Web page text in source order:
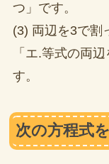
つ」です。
(3) 両辺を3で割
「エ.等式の両
す。
次の方程式